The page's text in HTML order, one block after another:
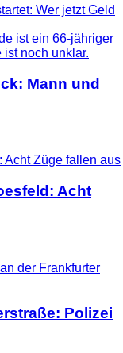
Wer jetzt Geld
Mann und
Acht
Polizei